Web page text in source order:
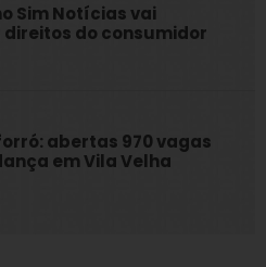
Sim Notícias vai
do consumidor
abertas 970 vagas
em Vila Velha